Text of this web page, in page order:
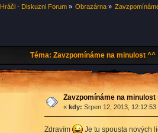
Hráči - Diskuzni Forum» Obrazárna»
Téma: Zavzpomínáme na minulost
Zavzpomínáme na minulost
« kdy: Srpen 12, 2013, 12:12:53
Zdravím Je tu spousta nových